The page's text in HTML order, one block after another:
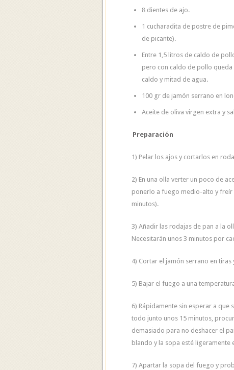
8 dientes de ajo.
1 cucharadita de postre de
de picante).
Entre 1,5 litros de caldo de
pero con caldo de pollo queda
caldo y mitad de agua.
100 gr de jamón serrano en
Aceite de oliva virgen extra y
Preparación
1) Pelar los ajos y cortarlos en
2) En una olla verter un poco de
ponerlo a fuego medio-alto y freír
minutos).
3) Añadir las rodajas de pan a la
Necesitarán unos 3 minutos por
4) Cortar el jamón serrano en tiras
5) Bajar el fuego a una
6) Rápidamente sin esperar a que
todo junto unos 15 minutos,
demasiado para no deshacer el
blando y la sopa esté ligeramente
7) Apartar la sopa del fuego y